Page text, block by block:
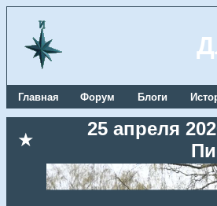
Главная Форум Блоги
★
25 апреля